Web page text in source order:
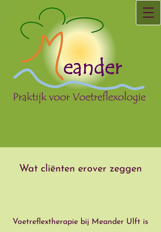
Wat cliënten erover zeggen
Voetreflextherapie bij Meander Ulft is